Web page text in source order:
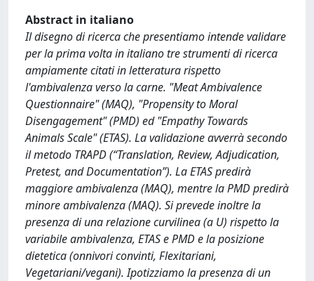
Abstract in italiano
Il disegno di ricerca che presentiamo intende validare
per la prima volta in italiano tre strumenti di ricerca
ampiamente citati in letteratura rispetto
l'ambivalenza verso la carne. "Meat Ambivalence
Questionnaire" (MAQ), "Propensity to Moral
Disengagement" (PMD) ed "Empathy Towards
Animals Scale" (ETAS). La validazione avverrà secondo
il metodo TRAPD (“Translation, Review, Adjudication,
Pretest, and Documentation”). La ETAS predirà
maggiore ambivalenza (MAQ), mentre la PMD predirà
minore ambivalenza (MAQ). Si prevede inoltre la
presenza di una relazione curvilinea (a U) rispetto la
variabile ambivalenza, ETAS e PMD e la posizione
dietetica (onnivori convinti, Flexitariani,
Vegetariani/vegani). Ipotizziamo la presenza di un